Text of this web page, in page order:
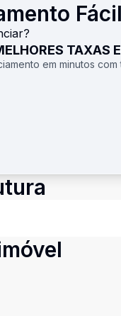
Fácil
TAXAS
em minutos